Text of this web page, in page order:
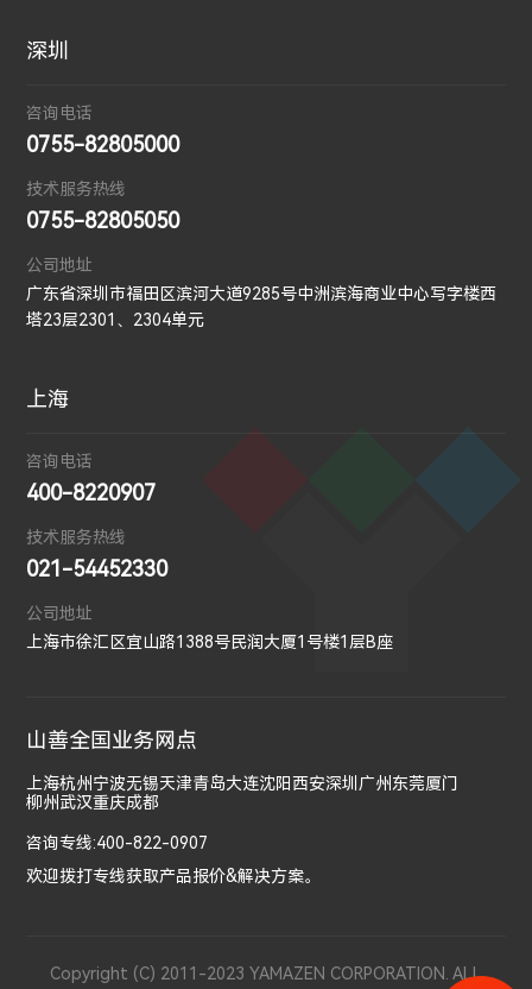
深圳
咨询电话
0755-82805000
技术服务热线
0755-82805050
公司地址
广东省深圳市福田区滨河大道9285号中洲滨海商业中心写字楼西
塔23层2301、2304单元
上海
咨询电话
400-8220907
技术服务热线
021-54452330
公司地址
上海市徐汇区宜山路1388号民润大厦1号楼1层B座
山善全国业务网点
上海杭州宁波无锡天津青岛大连沈阳西安深圳 广州东莞厦门
柳州武汉重庆成都
咨询专线:400-822-0907
欢迎拨打专线获取产品报价&解决方案。
Copyright (C) 2011-2023 YAMAZEN CORPORATION. ALL